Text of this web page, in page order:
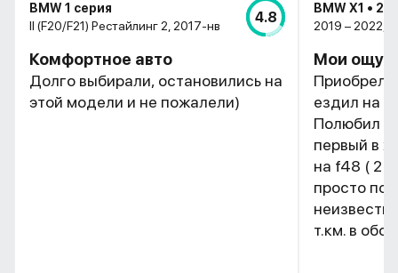
BMW 1 серия
II (F20/F21) Рестайлинг 2, 2017-нв
4.8
Комфортное авто
Долго выбирали, остановились на
этой модели и не пожалели)
BMW X1 •
2019 – 2022,
Мои
Приобрел в
ездил на
Полюбил
первый в
на f48 ( 2
просто по
т.км. в